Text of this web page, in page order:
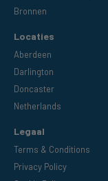
Bronnen
Locaties
Aberdeen
Darlington
Doncaster
Netherlands
Legaal
Terms & Conditions
Privacy Policy